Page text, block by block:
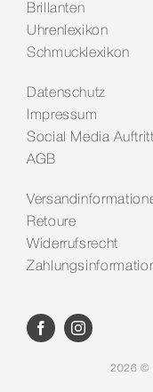
Brillanten
Uhrenlexikon
Schmucklexikon
Datenschutz
Impressum
Social Media
AGB
Retoure
Widerrufsrecht
2026 ©